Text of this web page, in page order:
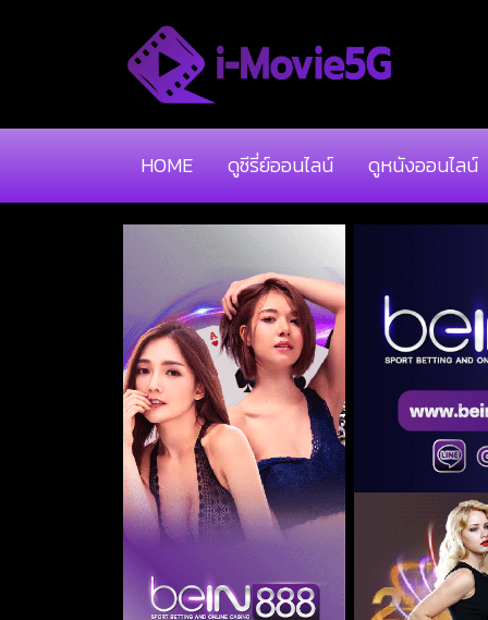
HOME ดูซีรี่ย์ออนไลน์ ดูหนังออนไลน์